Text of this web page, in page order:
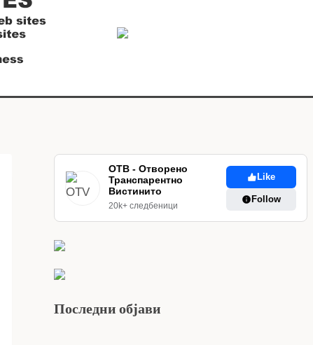
ОТВ - Отворено
Транспарентно
Вистинито
20k+ следбеници
Like
Follow
Последни објави